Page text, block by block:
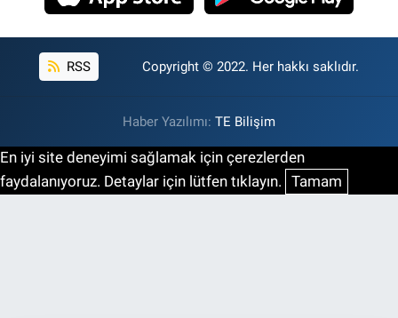
RSS Copyright © 2022. Her hakkı saklıdır.
Haber Yazılımı: TE Bilişim
En iyi site deneyimi sağlamak için çerezlerden
faydalanıyoruz. Detaylar için lütfen tıklayın. Tamam